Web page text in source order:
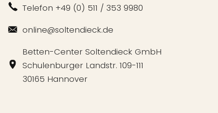
Telefon +49 (0) 511 / 353 9980
online@soltendieck.de
Betten-Center Soltendieck GmbH
Schulenburger Landstr. 109-111
30165 Hannover